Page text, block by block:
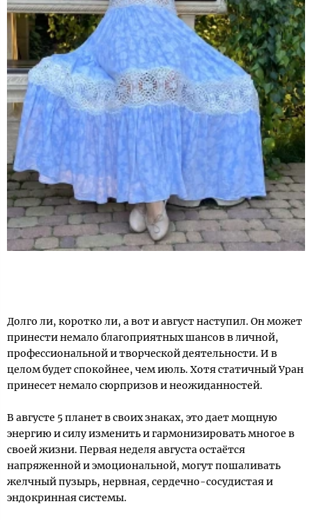
Долго ли, коротко ли, а вот и август наступил. Он может
принести немало благоприятных шансов в личной,
профессиональной и творческой деятельности. И в
целом будет спокойнее, чем июль. Хотя статичный Уран
принесет немало сюрпризов и неожиданностей.
В августе 5 планет в своих знаках, это дает мощную
энергию и силу изменить и гармонизировать многое в
своей жизни. Первая неделя августа остаётся
напряженной и эмоциональной, могут пошаливать
желчный пузырь, нервная, сердечно-сосудистая и
эндокринная системы.